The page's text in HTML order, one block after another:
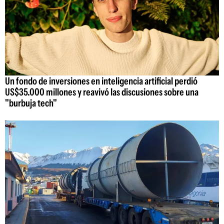
Un fondo de inversiones en inteligencia artificial perdió
US$35.000 millones y reavivó las discusiones sobre una
"burbuja tech"